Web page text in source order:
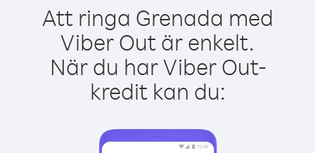
Att ringa Grenada med
Viber Out är enkelt.
När du har Viber Out-
kredit kan du: